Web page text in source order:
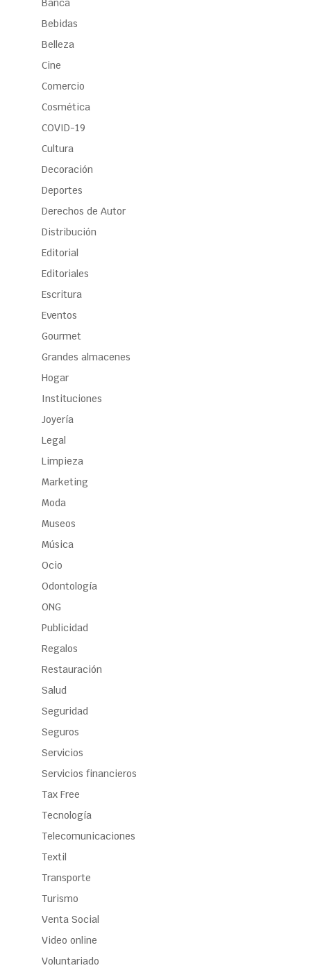
Banca
Bebidas
Belleza
Cine
Comercio
Cosmética
COVID-19
Cultura
Decoración
Deportes
Derechos de Autor
Distribución
Editorial
Editoriales
Escritura
Eventos
Gourmet
Grandes almacenes
Hogar
Instituciones
Joyería
Legal
Limpieza
Marketing
Moda
Museos
Música
Ocio
Odontología
ONG
Publicidad
Regalos
Restauración
Salud
Seguridad
Seguros
Servicios
Servicios financieros
Tax Free
Tecnología
Telecomunicaciones
Textil
Transporte
Turismo
Venta Social
Video online
Voluntariado